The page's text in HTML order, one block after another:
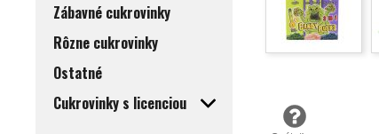
Zábavné cukrovinky
Rôzne cukrovinky
Ostatné
Cukrovinky s licenciou